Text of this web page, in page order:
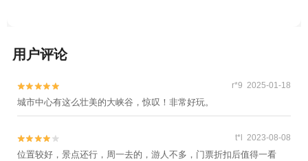
用户评论

 r*9 2025-01-18
城市中心有这么壮美的大峡谷，惊叹！非常好玩。

 t*l 2023-08-08
位置较好，景点还行，周一去的，游人不多，门票折扣后值得一看